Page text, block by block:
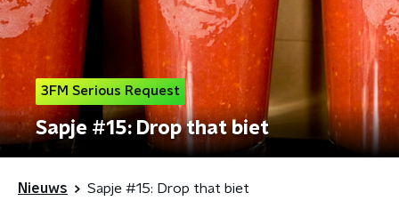
3FM Serious Request
Sapje #15: Drop that biet
Nieuws Sapje #15: Drop that biet